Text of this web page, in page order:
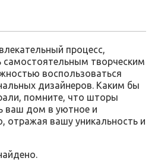
процесс,
творческим
воспользоваться
дизайнеров. Каким бы
помните, что шторы
ваш дом в уютное и
отражая вашу уникальность и